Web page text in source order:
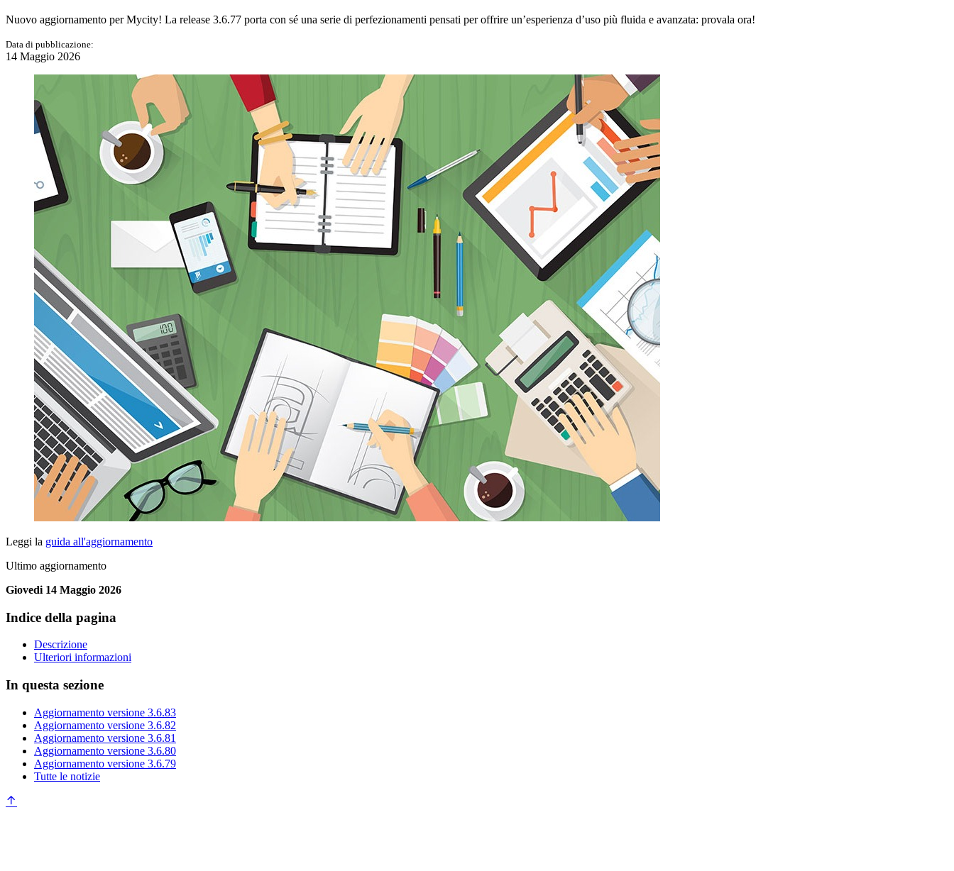
Nuovo aggiornamento per Mycity! La release 3.6.77 porta con sé una serie di perfezionamenti pensati per offrire un’esperienza d’uso più fluida e avanzata: provala ora!
Data di pubblicazione:
14 Maggio 2026
Leggi la guida all'aggiornamento
Ultimo aggiornamento
Giovedi 14 Maggio 2026
Indice della pagina
Descrizione
Ulteriori informazioni
In questa sezione
Aggiornamento versione 3.6.83
Aggiornamento versione 3.6.82
Aggiornamento versione 3.6.81
Aggiornamento versione 3.6.80
Aggiornamento versione 3.6.79
Tutte le notizie